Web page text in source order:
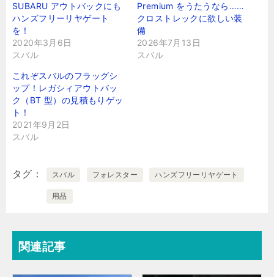
SUBARU アウトバックにも
ハンズフリーリヤゲート
を！
2020年3月6日
スバル
Premium をうたうなら……
クロストレックに欲しい装
備
2026年7月13日
スバル
これぞスバルのフラッグシ
ップ！レガシィアウトバッ
ク（BT 型）の見積もりゲッ
ト！
2021年9月2日
スバル
タグ スバル フォレスター ハンズフリーリヤゲート
用品
関連記事